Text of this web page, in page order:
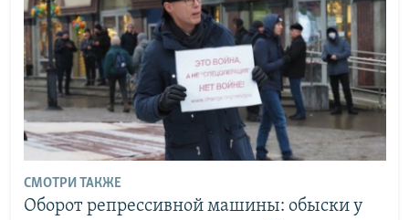
СМОТРИ ТАКЖЕ
Оборот репрессивной машины: обыски у